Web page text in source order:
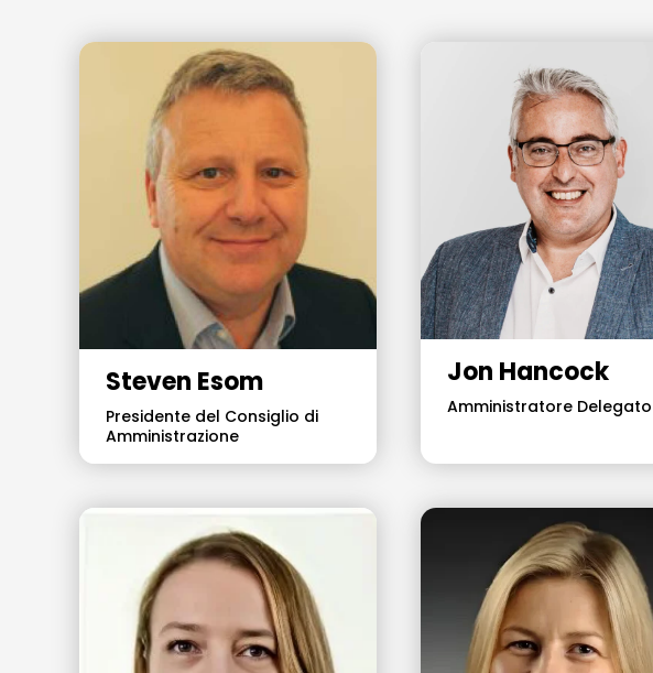
Steven Esom
Presidente del Consiglio di
Amministrazione
Jon Hancock
Amministratore Delegato